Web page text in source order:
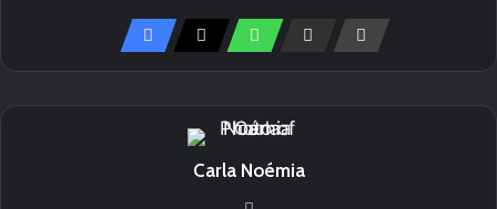
Carla Noémia